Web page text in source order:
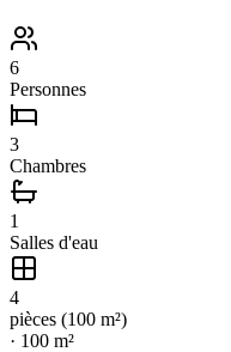
6
Personnes
3
Chambres
1
Salles d'eau
4
pièces (100 m²)
· 100 m²